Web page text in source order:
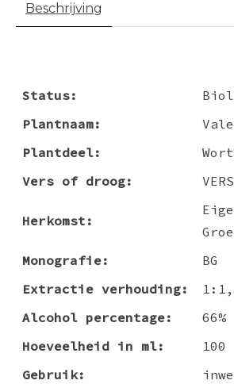
Beschrijving
Status:
Plantnaam:
Plantdeel:
Vers of droog:
VERS
Herkomst:
Monografie:
BG
Extractie verhouding:
Alcohol percentage:
66%
Hoeveelheid in ml:
100
Gebruik: